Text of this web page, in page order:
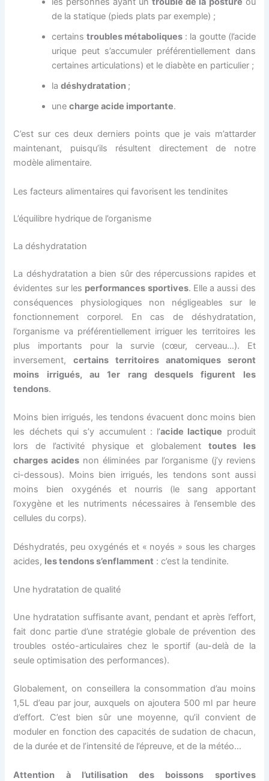
de la statique (pieds plats par exemple) ;
certainstroubles métaboliques : la goutte (l’acide
urique peut s’accumuler préférentiellement dans
certaines articulations) et le diabète en particulier ;
ladéshydratation ;
unecharge acide importante.
C’est sur ces deux derniers points que je vais m’attarder
maintenant, puisqu’ils résultent directement de notre
modèle alimentaire.
Les facteurs alimentaires qui favorisent les tendinites
L’équilibre hydrique de l’organisme
La déshydratation
La déshydratation a bien sûr des répercussions rapides et
évidentes sur les performances sportives. Elle a aussi des
conséquences physiologiques non négligeables sur le
fonctionnement corporel. En cas de déshydratation,
l’organisme va préférentiellement irriguer les territoires les
plus importants pour la survie (cœur, cerveau…). Et
inversement,certains territoires anatomiques seront
moins irrigués, au 1er rang desquels figurent les
tendons.
Moins bien irrigués, les tendons évacuent donc moins bien
les déchets qui s’y accumulent : l’acide lactique produit
lors de l’activité physique et globalement toutes les
charges acides non éliminées par l’organisme (j’y reviens
ci-dessous). Moins bien irrigués, les tendons sont aussi
moins bien oxygénés et nourris (le sang apportant
l’oxygène et les nutriments nécessaires à l’ensemble des
cellules du corps).
Déshydratés, peu oxygénés et « noyés » sous les charges
acides, les tendons s’enflamment : c’est la tendinite.
Une hydratation de qualité
Une hydratation suffisante avant, pendant et après l’effort,
fait donc partie d’une stratégie globale de prévention des
troubles ostéo-articulaires chez le sportif (au-delà de la
seule optimisation des performances).
Globalement, on conseillera la consommation d’au moins
1,5L d’eau par jour, auxquels on ajoutera 500 ml par heure
d’effort. C’est bien sûr une moyenne, qu’il convient de
moduler en fonction des capacités de sudation de chacun,
de la durée et de l’intensité de l’épreuve, et de la météo…
Attention à l’utilisation des boissons sportives